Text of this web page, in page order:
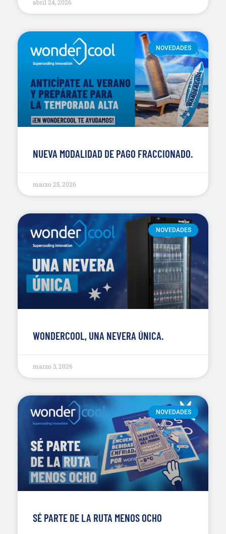
abril 24, 2026
NOVEDADES
NUEVA MODALIDAD DE PAGO FRACCIONADO.
marzo 25, 2026
NOVEDADES
WONDERCOOL, UNA NEVERA ÚNICA.
marzo 3, 2026
NOVEDADES
SÉ PARTE DE LA RUTA MENOS OCHO